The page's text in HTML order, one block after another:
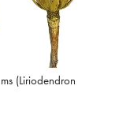
(Liriodendron